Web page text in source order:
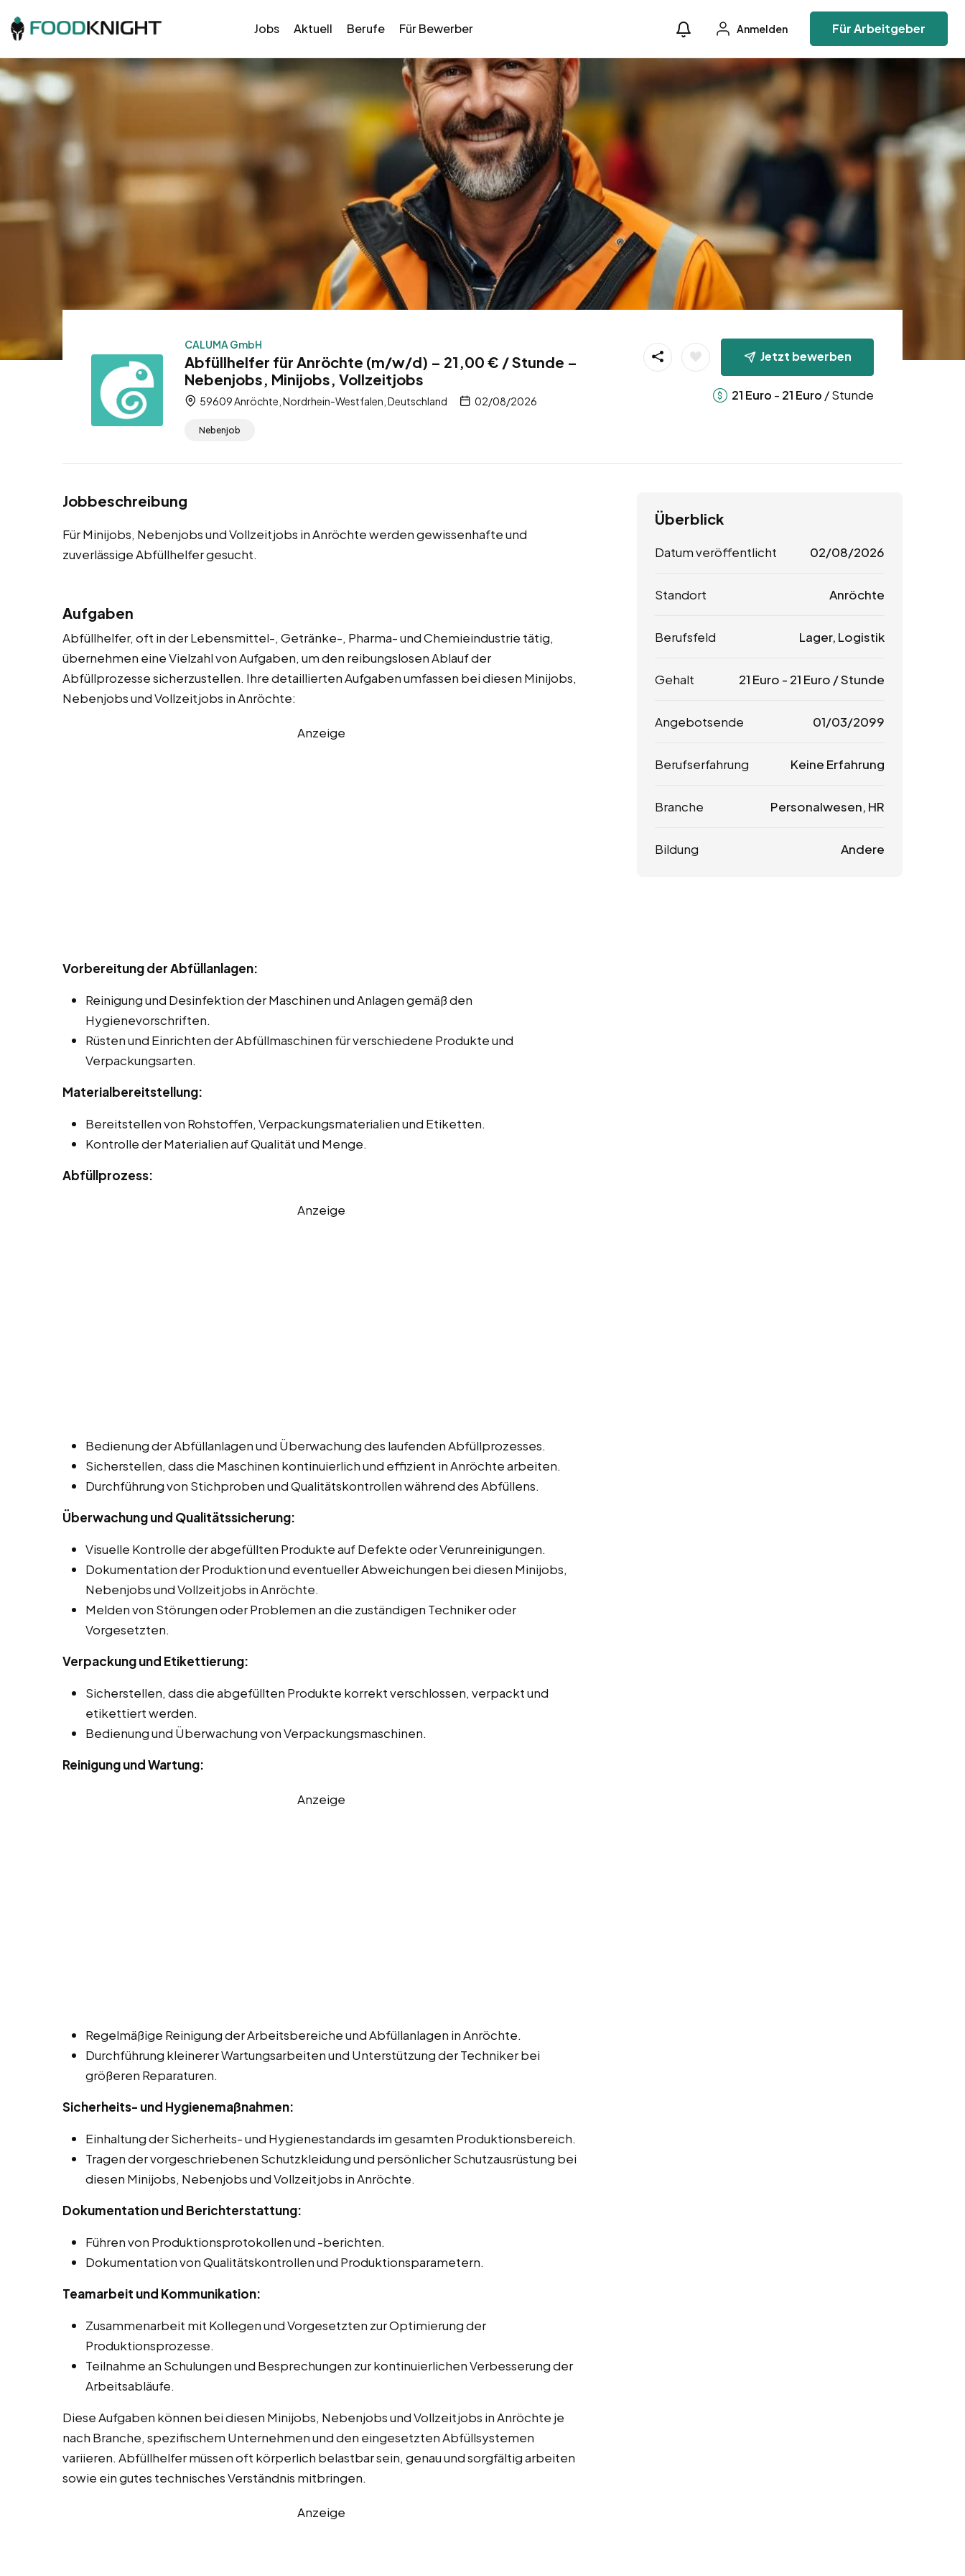
Jobs Aktuell Berufe Für Bewerber Anmelden Für Arbeitgeber
CALUMA GmbH
Abfüllhelfer für Anröchte (m/w/d) – 21,00 € / Stunde –
Nebenjobs, Minijobs, Vollzeitjobs
59609 Anröchte, Nordrhein-Westfalen, Deutschland 02/08/2026
Nebenjob
Jetzt bewerben
21 Euro - 21 Euro / Stunde
Jobbeschreibung
Für Minijobs, Nebenjobs und Vollzeitjobs in Anröchte werden gewissenhafte und
zuverlässige Abfüllhelfer gesucht.
Aufgaben
Abfüllhelfer, oft in der Lebensmittel-, Getränke-, Pharma- und Chemieindustrie tätig,
übernehmen eine Vielzahl von Aufgaben, um den reibungslosen Ablauf der
Abfüllprozesse sicherzustellen. Ihre detaillierten Aufgaben umfassen bei diesen Minijobs,
Nebenjobs und Vollzeitjobs in Anröchte:
Anzeige
Vorbereitung der Abfüllanlagen:
Reinigung und Desinfektion der Maschinen und Anlagen gemäß den
Hygienevorschriften.
Rüsten und Einrichten der Abfüllmaschinen für verschiedene Produkte und
Verpackungsarten.
Materialbereitstellung:
Bereitstellen von Rohstoffen, Verpackungsmaterialien und Etiketten.
Kontrolle der Materialien auf Qualität und Menge.
Abfüllprozess:
Anzeige
Bedienung der Abfüllanlagen und Überwachung des laufenden Abfüllprozesses.
Sicherstellen, dass die Maschinen kontinuierlich und effizient in Anröchte arbeiten.
Durchführung von Stichproben und Qualitätskontrollen während des Abfüllens.
Überwachung und Qualitätssicherung:
Visuelle Kontrolle der abgefüllten Produkte auf Defekte oder Verunreinigungen.
Dokumentation der Produktion und eventueller Abweichungen bei diesen Minijobs,
Nebenjobs und Vollzeitjobs in Anröchte.
Melden von Störungen oder Problemen an die zuständigen Techniker oder
Vorgesetzten.
Verpackung und Etikettierung:
Sicherstellen, dass die abgefüllten Produkte korrekt verschlossen, verpackt und
etikettiert werden.
Bedienung und Überwachung von Verpackungsmaschinen.
Reinigung und Wartung:
Anzeige
Regelmäßige Reinigung der Arbeitsbereiche und Abfüllanlagen in Anröchte.
Durchführung kleinerer Wartungsarbeiten und Unterstützung der Techniker bei
größeren Reparaturen.
Sicherheits- und Hygienemaßnahmen:
Einhaltung der Sicherheits- und Hygienestandards im gesamten Produktionsbereich.
Tragen der vorgeschriebenen Schutzkleidung und persönlicher Schutzausrüstung bei
diesen Minijobs, Nebenjobs und Vollzeitjobs in Anröchte.
Dokumentation und Berichterstattung:
Führen von Produktionsprotokollen und -berichten.
Dokumentation von Qualitätskontrollen und Produktionsparametern.
Teamarbeit und Kommunikation:
Zusammenarbeit mit Kollegen und Vorgesetzten zur Optimierung der
Produktionsprozesse.
Teilnahme an Schulungen und Besprechungen zur kontinuierlichen Verbesserung der
Arbeitsabläufe.
Diese Aufgaben können bei diesen Minijobs, Nebenjobs und Vollzeitjobs in Anröchte je
nach Branche, spezifischem Unternehmen und den eingesetzten Abfüllsystemen
variieren. Abfüllhelfer müssen oft körperlich belastbar sein, genau und sorgfältig arbeiten
sowie ein gutes technisches Verständnis mitbringen.
Anzeige
Überblick
Datum veröffentlicht 02/08/2026
Standort Anröchte
Berufsfeld Lager, Logistik
Gehalt 21 Euro - 21 Euro / Stunde
Angebotsende 01/03/2099
Berufserfahrung Keine Erfahrung
Branche Personalwesen, HR
Bildung Andere